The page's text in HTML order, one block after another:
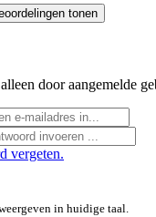
tonen
door aangemelde
vergeten.
in huidige taal.